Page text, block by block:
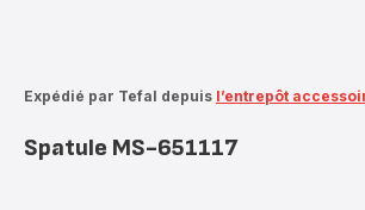
Expédié par Tefal depuis l’entrepôt
Spatule MS-651117